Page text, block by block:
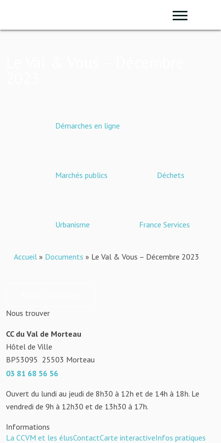
Démarches en ligne
Marchés publics Déchets
Urbanisme France Services
Accueil » Documents » Le Val & Vous – Décembre 2023
Nous trouver
CC du Val de Morteau
Hôtel de Ville
BP53095 25503 Morteau
03 81 68 56 56
Ouvert du lundi au jeudi de 8h30 à 12h et de 14h à 18h. Le
vendredi de 9h à 12h30 et de 13h30 à 17h.
Informations
La CCVM et les élusContactCarte interactiveInfos pratiques